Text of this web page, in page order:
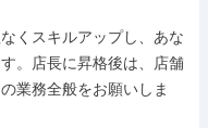
くスキルアップし、あな
。店長に昇格後は、店舗
業務全般をお願いしま